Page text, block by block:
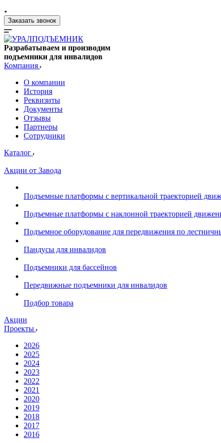
Заказать звонок
Разрабатываем и производим
подъемники для инвалидов
Компания
О компании
История
Реквизиты
Документы
Отзывы
Партнеры
Сотрудники
Каталог
Акции от Завода
Подъемные платформы с вертикальной траекторией
Подъемные платформы с наклонной траекторией
Подъемное оборудование для передвижения по
Пандусы для инвалидов
Подъемники для бассейнов
Передвижные подъемники для инвалидов
Подбор товара
Акции
Проекты
2026
2025
2024
2023
2022
2021
2020
2019
2018
2017
2016